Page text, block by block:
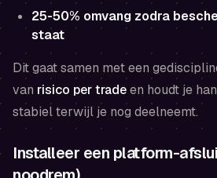
25-50% omvang zodra
staat
Dit gaat samen met een
van risico per tradeen houdt je
stabiel terwijl je nog deelneemt.
Installeer een platform-